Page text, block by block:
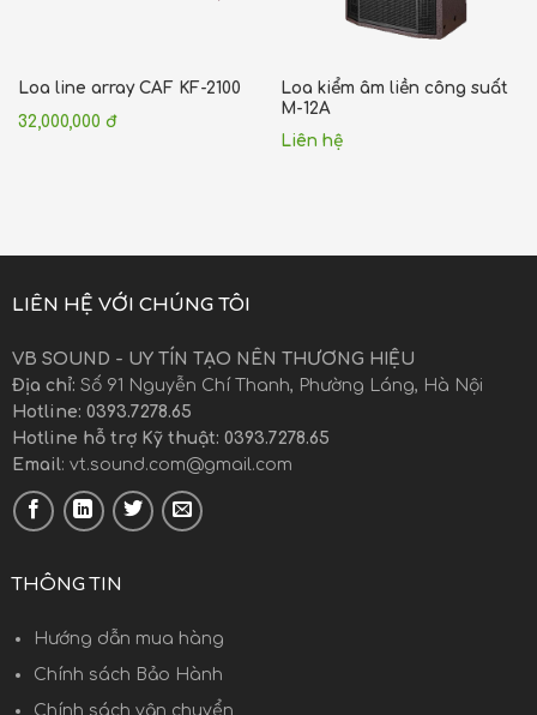
Loa line array CAF KF-2100
32,000,000 đ
Loa kiểm âm liền công suất
M-12A
Liên hệ
LIÊN HỆ VỚI CHÚNG TÔI
VB SOUND - UY TÍN TẠO NÊN THƯƠNG HIỆU
Địa chỉ: Số 91 Nguyễn Chí Thanh, Phường Láng, Hà Nội
Hotline: 0393.7278.65
Hotline hỗ trợ Kỹ thuật: 0393.7278.65
Email: vt.sound.com@gmail.com
THÔNG TIN
Hướng dẫn mua hàng
Chính sách Bảo Hành
Chính sách vận chuyển